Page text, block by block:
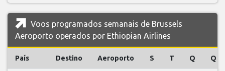
Voos programados semanais de Brussels
Aeroporto operados por Ethiopian Airlines
País Destino Aeroporto S T Q Q